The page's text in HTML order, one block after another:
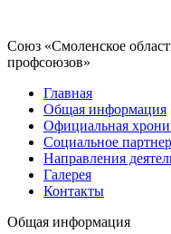
Союз «Смоленское
профсоюзов»
Главная
Общая информация
Официальная
Социальное
Направления
Галерея
Контакты
Общая информация